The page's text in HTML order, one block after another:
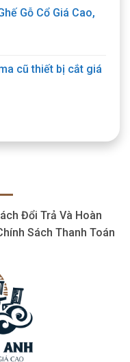
Gỗ Cổ Giá Cao,
cũ thiết bị cắt giá
Đổi Trả Và Hoàn
Sách Thanh Toán